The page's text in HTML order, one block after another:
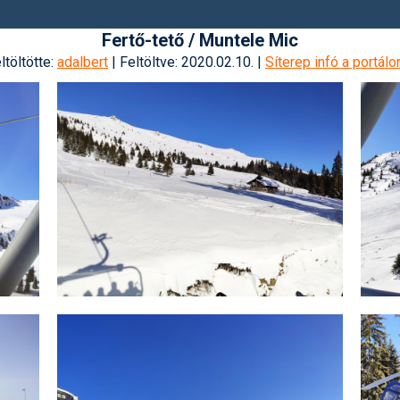
Fertő-tető / Muntele Mic
adalbert | Feltöltve: 2020.02.10. | Síterep infó a